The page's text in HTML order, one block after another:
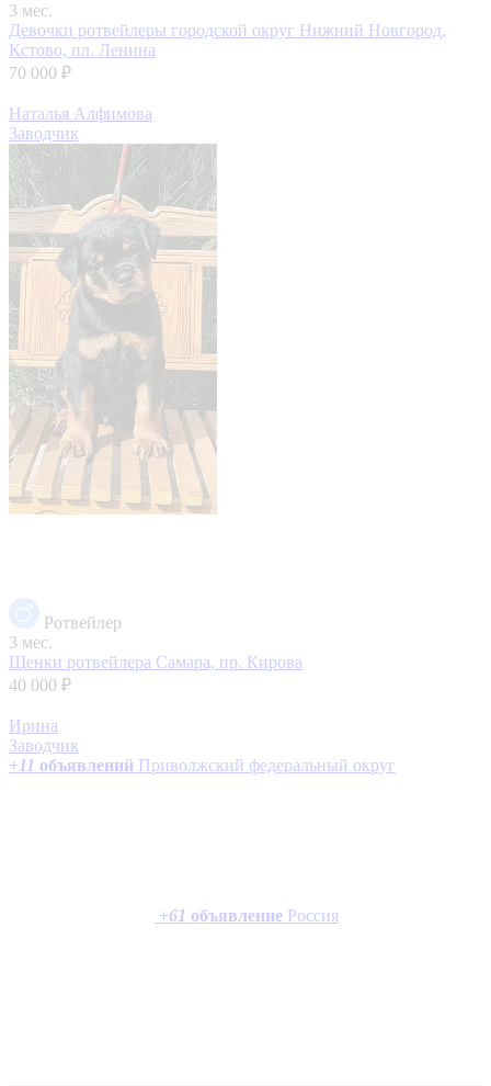
3 мес.
Девочки ротвейлеры городской округ Нижний Новгород,
Кстово, пл. Ленина
70 000 ₽
Наталья Алфимова
Заводчик
Ротвейлер
3 мес.
Щенки ротвейлера Самара, пр. Кирова
40 000 ₽
Ирина
Заводчик
+11 объявлений Приволжский федеральный округ
+61 объявление Россия